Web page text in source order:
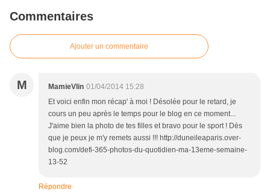
Commentaires
Ajouter un commentaire
M MamieVlin 01/04/2014 15:28
Et voici enfin mon récap' à moi ! Désolée pour le retard, je
cours un peu après le temps pour le blog en ce moment...
J'aime bien la photo de tes filles et bravo pour le sport ! Dès
que je peux je m'y remets aussi !!! http://duneileaparis.over-
blog.com/defi-365-photos-du-quotidien-ma-13eme-semaine-
13-52
Répondre